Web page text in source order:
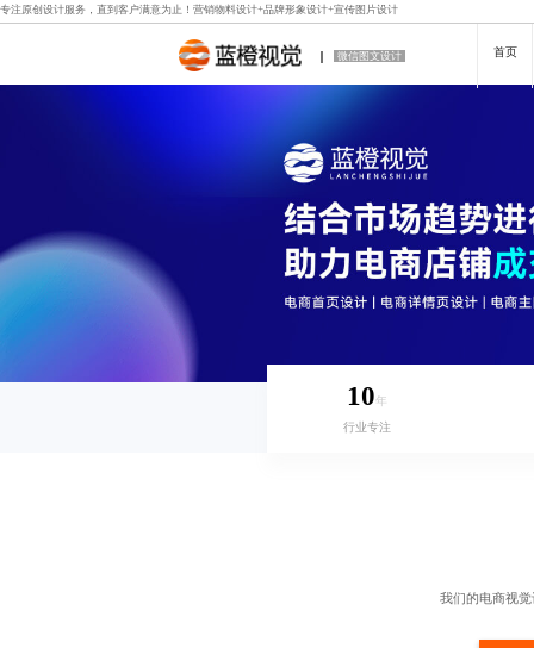
专注原创设计服务，直到客户满意为止！ 营销物料设计+品牌形象设计+宣传图片设计
微信图文设计 首页
10年
行业专注
我们的电商视